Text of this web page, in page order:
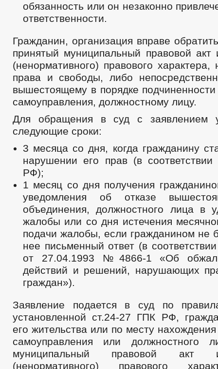
обязанность или он незаконно
ответственности.
Гражданин, организация вправе
принятый муниципальный правовой акт
(ненормативного) правового
права и свободы, либо
вышестоящему в порядке подчиненности
самоуправления, должностному лицу.
Для обращения в суд с заявлением
следующие сроки:
3 месяца со дня, когда гражданину
нарушении его прав (в
РФ);
1 месяц со дня получения
уведомления об отказе
объединения, должностного лица в
жалобы или со дня истечения
подачи жалобы, если гражданином не
нее письменный ответ (в
от 27.04.1993 №4866-1 «Об
действий и решений, нарушающих
граждан»).
Заявление подается в суд по
установленной ст.24-27 ГПК РФ,
его жительства или по месту
самоуправления или должностного
муниципальный правовой акт
(ненормативного) правового